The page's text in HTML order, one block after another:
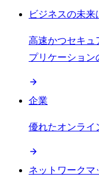
ビジネスの未
高速かつセキュ
プリケーション
企業
優れたオンライ
ネットワークマ